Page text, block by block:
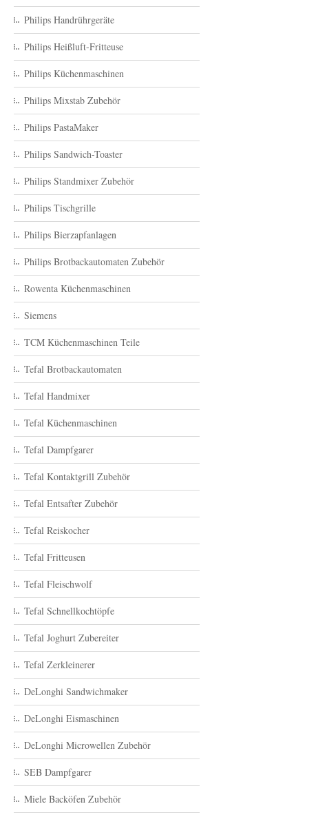
Philips Handrührgeräte
Philips Heißluft-Fritteuse
Philips Küchenmaschinen
Philips Mixstab Zubehör
Philips PastaMaker
Philips Sandwich-Toaster
Philips Standmixer Zubehör
Philips Tischgrille
Philips Bierzapfanlagen
Philips Brotbackautomaten Zubehör
Rowenta Küchenmaschinen
Siemens
TCM Küchenmaschinen Teile
Tefal Brotbackautomaten
Tefal Handmixer
Tefal Küchenmaschinen
Tefal Dampfgarer
Tefal Kontaktgrill Zubehör
Tefal Entsafter Zubehör
Tefal Reiskocher
Tefal Fritteusen
Tefal Fleischwolf
Tefal Schnellkochtöpfe
Tefal Joghurt Zubereiter
Tefal Zerkleinerer
DeLonghi Sandwichmaker
DeLonghi Eismaschinen
DeLonghi Microwellen Zubehör
SEB Dampfgarer
Miele Backöfen Zubehör